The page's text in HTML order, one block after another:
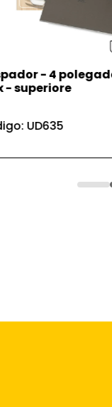
pet -
com cravos
PS112